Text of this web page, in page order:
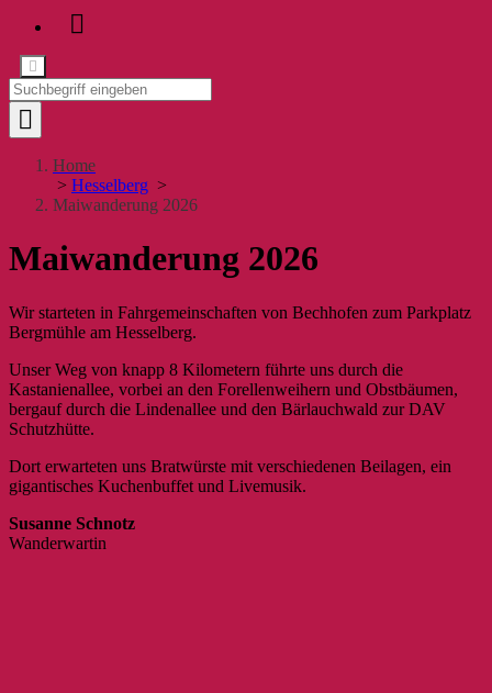
Home
> Hesselberg >
Maiwanderung 2026
Maiwanderung 2026
Wir starteten in Fahrgemeinschaften von Bechhofen zum Parkplatz
Bergmühle am Hesselberg.
Unser Weg von knapp 8 Kilometern führte uns durch die
Kastanienallee, vorbei an den Forellenweihern und Obstbäumen,
bergauf durch die Lindenallee und den Bärlauchwald zur DAV
Schutzhütte.
Dort erwarteten uns Bratwürste mit verschiedenen Beilagen, ein
gigantisches Kuchenbuffet und Livemusik.
Susanne Schnotz
Wanderwartin